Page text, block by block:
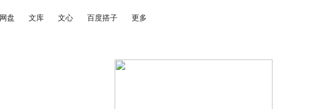
网盘 文库 文心 百度搭子 更多